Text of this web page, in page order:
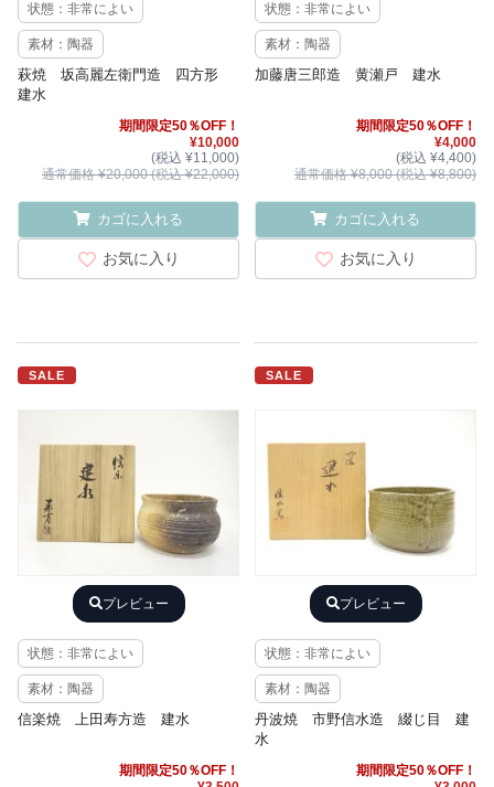
状態：非常によい
素材：陶器
萩焼 坂高麗左衛門造 四方形
建水
期間限定50％OFF！
¥10,000
(税込 ¥11,000)
通常価格 ¥20,000 (税込 ¥22,000)
カゴに入れる
お気に入り
状態：非常によい
素材：陶器
加藤唐三郎造 黄瀬戸 建水
期間限定50％OFF！
¥4,000
(税込 ¥4,400)
通常価格 ¥8,000 (税込 ¥8,800)
カゴに入れる
お気に入り
SALE
プレビュー
状態：非常によい
素材：陶器
信楽焼 上田寿方造 建水
期間限定50％OFF！
SALE
プレビュー
状態：非常によい
素材：陶器
丹波焼 市野信水造 綴じ目 建
水
期間限定50％OFF！